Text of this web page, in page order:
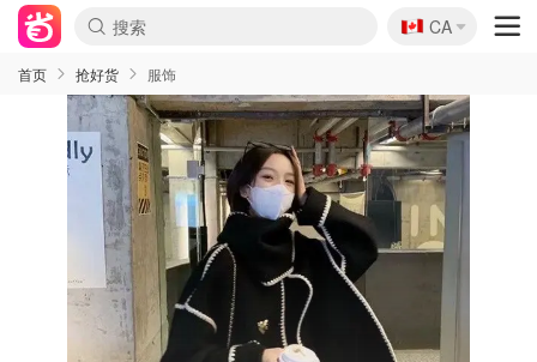
🇨🇦
CA
首页 抢好货 服饰